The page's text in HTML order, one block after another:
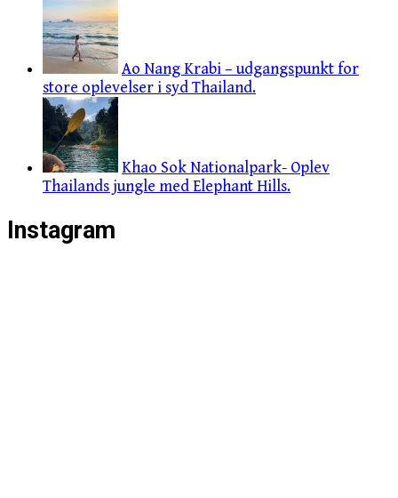
Ao Nang Krabi – udgangspunkt for
store oplevelser i syd Thailand.
Khao Sok Nationalpark- Oplev
Thailands jungle med Elephant Hills.
Instagram